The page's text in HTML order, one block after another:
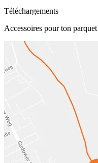
Téléchargements
Accessoires pour ton parquet